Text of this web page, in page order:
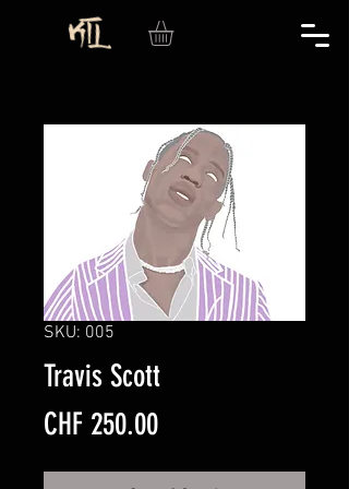
SKU: 005
Travis Scott
CHF 250.00Price